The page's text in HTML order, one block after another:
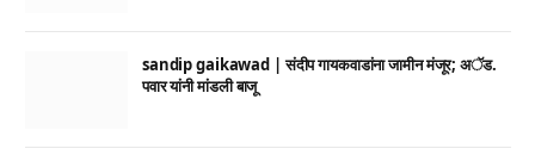
sandip gaikawad | संदीप गायकवाडांना जामीन मंजूर; अॅड.
पवार यांनी मांडली बाजू